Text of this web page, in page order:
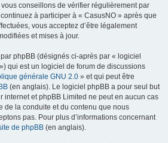
conseillons de vérifier régulièrement par
à participer à « CasusNO » après que
vous acceptez d’être légalement
et mises à jour.
phpBB (désignés ci-après par « logiciel
qui est un logiciel de forum de discussions
générale GNU 2.0 » et qui peut être
(en anglais). Le logiciel phpBB a pour seul but
internet et phpBB Limited ne peut en aucun cas
de la conduite et du contenu que nous
pas. Pour plus d’informations concernant
de phpBB (en anglais).